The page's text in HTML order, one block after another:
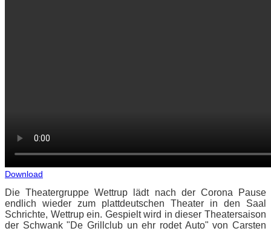
Download
Die Theatergruppe Wettrup lädt nach der Corona Pause
endlich wieder zum plattdeutschen Theater in den Saal
Schrichte, Wettrup ein. Gespielt wird in dieser Theatersaison
der Schwank "De Grillclub un ehr rodet Auto" von Carsten